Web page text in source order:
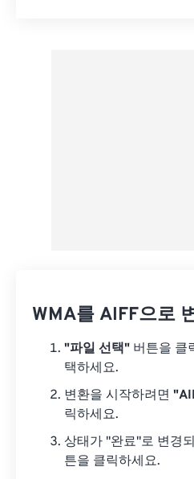
WMA를 AIFF으로
"파일 선택" 버튼을 클
택하세요.
변환을 시작하려면
릭하세요.
상태가 "완료"로 변경
튼을 클릭하세요.